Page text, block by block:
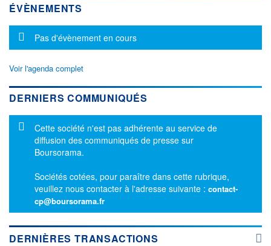
ÉVÈNEMENTS
Message d'information
Pas d'évènement en cours
Voir l'agenda complet
DERNIERS COMMUNIQUÉS
Message d'information
Cette société n'est pas adhérente au service de
diffusion des communiqués de presse sur
Boursorama.
Sociétés cotées, pour paraître dans cette rubrique,
veuillez nous contacter à l'adresse suivante : contact-
cp@boursorama.fr
DERNIÈRES TRANSACTIONS